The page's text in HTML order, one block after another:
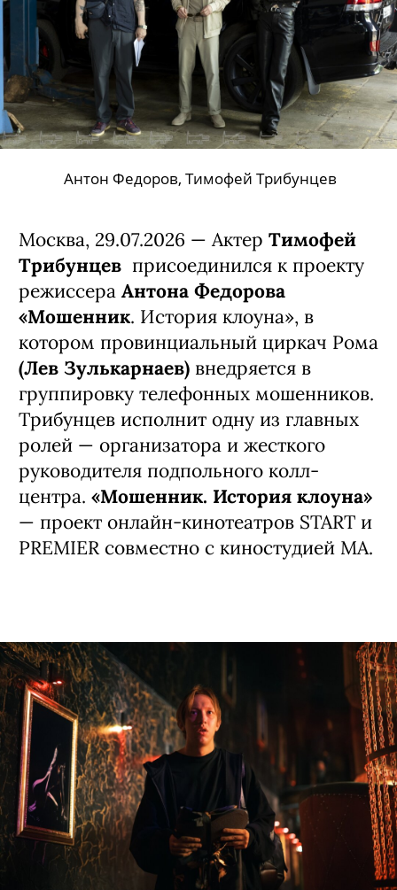
Антон Федоров, Тимофей Трибунцев
Москва, 29.07.2026 — Актер Тимофей
Трибунцев присоединился к проекту
режиссера Антона Федорова
«Мошенник. История клоуна», в
котором провинциальный циркач Рома
(Лев Зулькарнаев) внедряется в
группировку телефонных мошенников.
Трибунцев исполнит одну из главных
ролей — организатора и жесткого
руководителя подпольного колл-
центра. «Мошенник. История клоуна»
— проект онлайн-кинотеатров START и
PREMIER совместно с киностудией MA.